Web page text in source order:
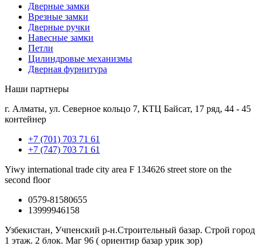
Дверные замки
Врезные замки
Дверные ручки
Навесные замки
Петли
Цилиндровые механизмы
Дверная фурнитура
Наши партнеры
г. Алматы, ул. Северное кольцо 7, КТЦ Байсат, 17 ряд, 44 - 45
контейнер
+7 (701) 703 71 61
+7 (747) 703 71 61
Yiwy international trade city area F 134626 street store on the
second floor
0579-81580655
13999946158
Узбекистан, Учпенский р-н.Строительный базар. Строй город
1 этаж. 2 блок. Маг 96 ( ориентир базар урик зор)